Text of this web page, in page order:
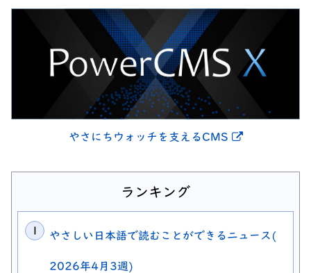
やさにちウォッチを支えるCMS 別ウィンド
ランキング
やさしい日本語で読むことができるニュース(
2026年4月3週)